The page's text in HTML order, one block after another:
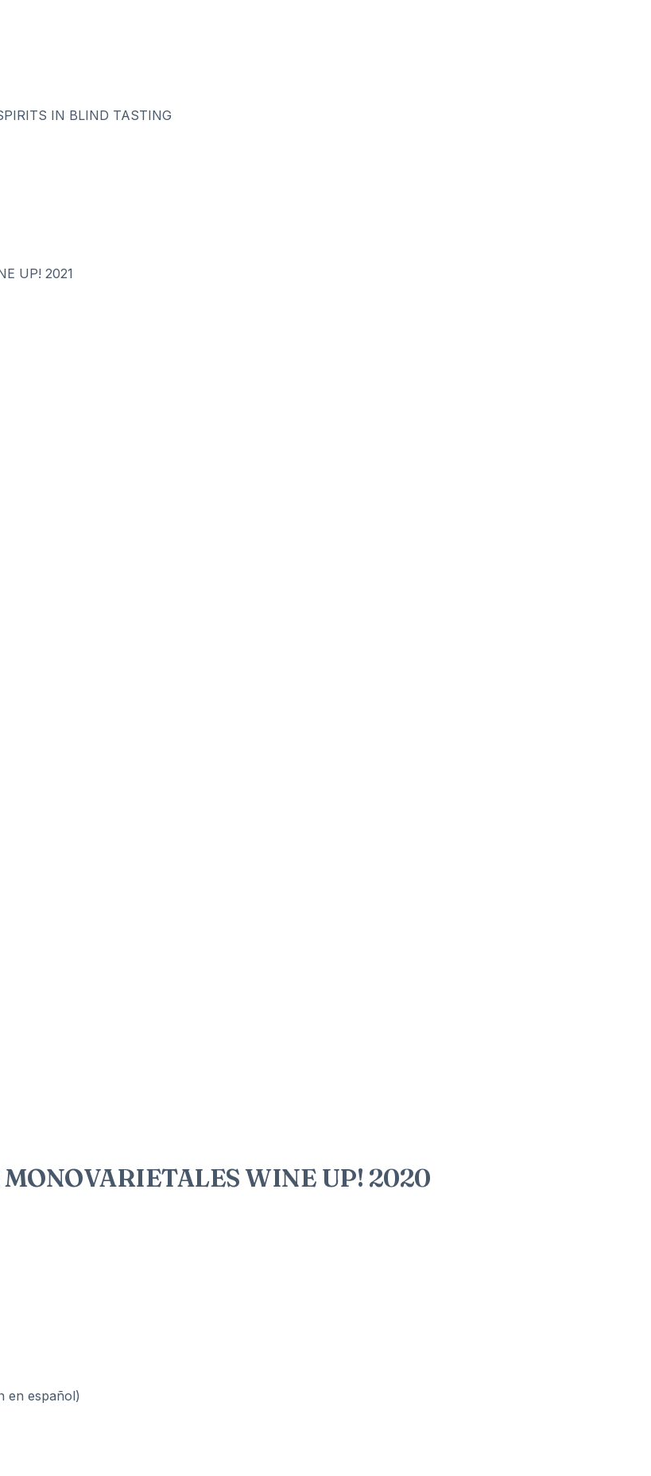
IN BLIND TASTING
UP! 2021
WINE UP! 2020
en español)